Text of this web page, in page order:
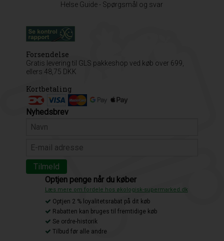
Helse Guide - Spørgsmål og svar
Forsendelse
Gratis levering til GLS pakkeshop ved køb over 699,
ellers 48,75 DKK
Kortbetaling
Nyhedsbrev
Optjen penge når du køber
Læs mere om fordele hos økologisk-supermarked.dk
Optjen 2 % loyalitetsrabat på dit køb
Rabatten kan bruges til fremtidige køb
Se ordre-historik
Tilbud før alle andre